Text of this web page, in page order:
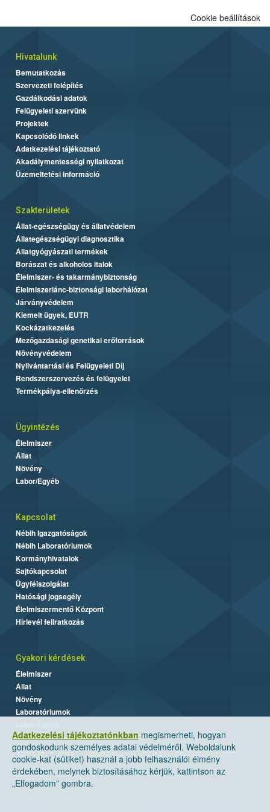
Adatkezelési tájékoztatónkban megismerheti, hogyan
gondoskodunk személyes adatai védelméről. Weboldalunk
cookie-kat (sütiket) használ a jobb felhasználói élmény
érdekében, melynek biztosításához kérjük, kattintson az
„Elfogadom” gombra.
Cookie beállítások
Hivatalunk
Bemutatkozás
Szervezeti felépítés
Gazdálkodási adatok
Felügyeleti szervünk
Projektek
Kapcsolódó linkek
Adatkezelési tájékoztató
Akadálymentességi nyilatkozat
Üzemeltetési információ
Szakterületek
Állat-egészségügy és állatvédelem
Állategészségügyi diagnosztika
Állatgyógyászati termékek
Borászat és alkoholos italok
Élelmiszer- és takarmánybiztonság
Élelmiszerlánc-biztonsági laborhálózat
Járványvédelem
Kiemelt ügyek, EUTR
Kockázatkezelés
Mezőgazdasági genetikai erőforrások
Növényvédelem
Nyilvántartási és Felügyeleti Díj
Rendszerszervezés és felügyelet
Termékpálya-ellenőrzés
Ügyintézés
Élelmiszer
Állat
Növény
Labor/Egyéb
Kapcsolat
Nébih Igazgatóságok
Nébih Laboratóriumok
Kormányhivatalok
Sajtókapcsolat
Ügyfélszolgálat
Hatósági jogsegély
Élelmiszermentő Központ
Hírlevél feliratkozás
Gyakori kérdések
Élelmiszer
Állat
Növény
Laboratóriumok